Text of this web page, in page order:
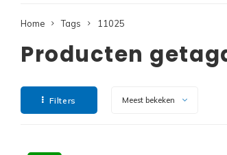
Home Tags 11025
Producten
Filters Meest bekeken